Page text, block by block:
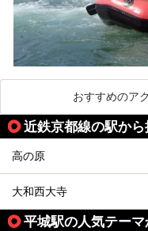
おすすめのア
近鉄京都線の駅から
高の原
大和西大寺
平城駅の人気テー